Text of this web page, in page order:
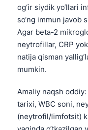
og‘ir siydik yo‘llari
so‘ng immun javob
Agar beta-2
neytrofillar, CRP
natija qisman
mumkin.
Amaliy naqsh
tarixi, WBC soni,
(neytrofil/limfotsit)